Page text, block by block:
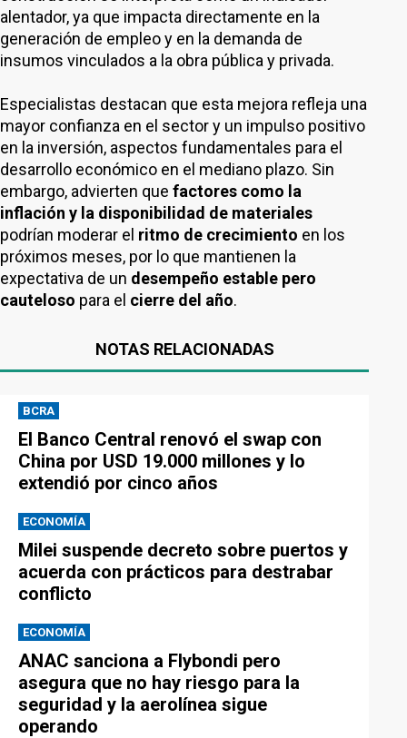
alentador, ya que impacta directamente en la
generación de empleo y en la demanda de
insumos vinculados a la obra pública y privada.
Especialistas destacan que esta mejora refleja una
mayor confianza en el sector y un impulso positivo
en la inversión, aspectos fundamentales para el
desarrollo económico en el mediano plazo. Sin
embargo, advierten que factores como la
inflación y la disponibilidad de materiales
podrían moderar el ritmo de crecimiento en los
próximos meses, por lo que mantienen la
expectativa de un desempeño estable pero
cauteloso para el cierre del año.
NOTAS RELACIONADAS
BCRA
El Banco Central renovó el swap con
China por USD 19.000 millones y lo
extendió por cinco años
ECONOMÍA
Milei suspende decreto sobre puertos y
acuerda con prácticos para destrabar
conflicto
ECONOMÍA
ANAC sanciona a Flybondi pero
asegura que no hay riesgo para la
seguridad y la aerolínea sigue
operando